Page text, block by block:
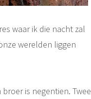
waar ik die nacht zal
werelden liggen
is negentien. Twee